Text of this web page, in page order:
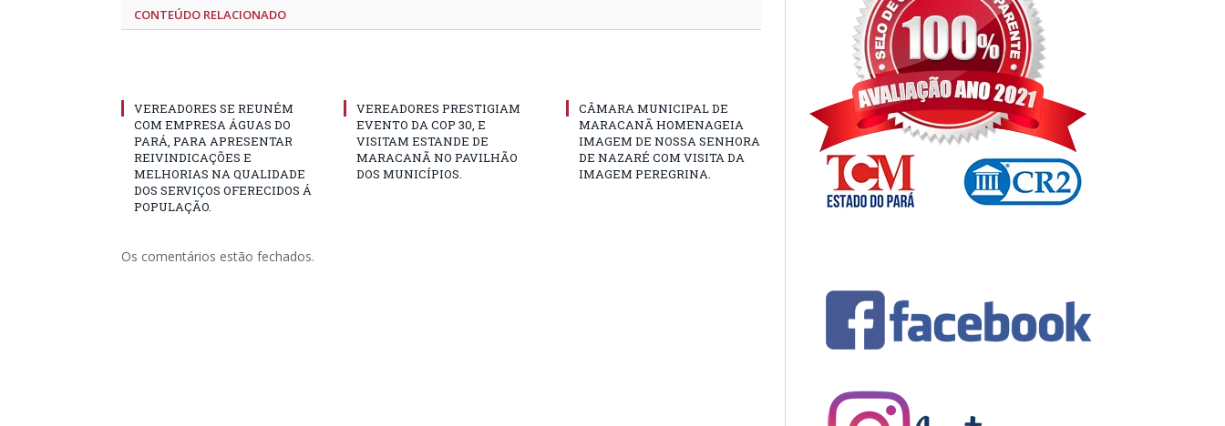
CONTEÚDO RELACIONADO
VEREADORES SE REUNÉM
COM EMPRESA ÁGUAS DO
PARÁ, PARA APRESENTAR
REIVINDICAÇÕES E
MELHORIAS NA QUALIDADE
DOS SERVIÇOS OFERECIDOS Á
POPULAÇÃO.
VEREADORES PRESTIGIAM
EVENTO DA COP 30, E
VISITAM ESTANDE DE
MARACANÃ NO PAVILHÃO
DOS MUNICÍPIOS.
CÂMARA MUNICIPAL DE
MARACANÃ HOMENAGEIA
IMAGEM DE NOSSA SENHORA
DE NAZARÉ COM VISITA DA
IMAGEM PEREGRINA.
Os comentários estão fechados.